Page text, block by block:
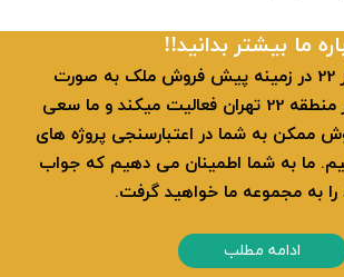
ما بیشتر بدانید!!
​ مجموعه املاک دیار 22 در زمینه پیش فروش ملک به صورت
تخصصی و متمرکز در منطقه 22 تهران فعالیت میکند و ما سعی
ممکن به شما در اعتبارسنجی پروژه های
ما به شما اطمینان می دهیم که جواب
را به مجموعه ما خواهید گرفت.
ادامه مطلب